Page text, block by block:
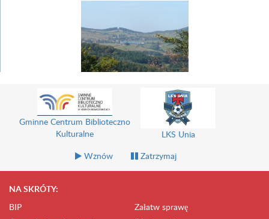
Gminne Centrum Biblioteczno
Kulturalne
LKS Unia
Wznów
Zatrzymaj
NA SKRÓTY:
BIP
Załatw sprawę